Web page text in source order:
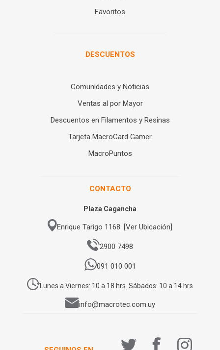
Favoritos
DESCUENTOS
Comunidades y Noticias
Ventas al por Mayor
Descuentos en Filamentos y Resinas
Tarjeta MacroCard Gamer
MacroPuntos
CONTACTO
Plaza Cagancha
Enrique Tarigo 1168. [Ver Ubicación]
2900 7498
091 010 001
Lunes a Viernes: 10 a 18 hrs. Sábados: 10 a 14 hrs
info@macrotec.com.uy